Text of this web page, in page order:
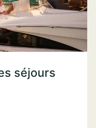
séjours